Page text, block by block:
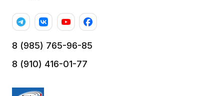
8 (985) 765-96-85
8 (910) 416-01-77